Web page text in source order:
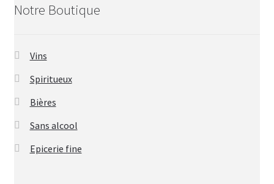
Notre Boutique
Vins
Spiritueux
Bières
Sans alcool
Epicerie fine